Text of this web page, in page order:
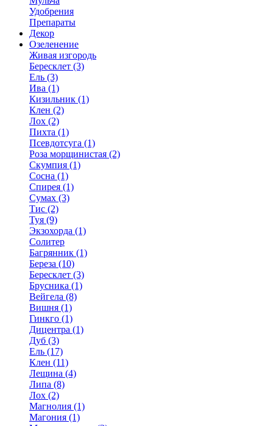
Удобрения
Препараты
Декор
Озеленение
Живая изгородь
Бересклет (3)
Ель (3)
Ива (1)
Кизильник (1)
Клен (2)
Лох (2)
Пихта (1)
Псевдотсуга (1)
Роза морщинистая (2)
Скумпия (1)
Сосна (1)
Спирея (1)
Сумах (3)
Тис (2)
Туя (9)
Экзохорда (1)
Солитер
Багрянник (1)
Береза (10)
Бересклет (3)
Брусника (1)
Вейгела (8)
Вишня (1)
Гинкго (1)
Дицентра (1)
Дуб (3)
Ель (17)
Клен (11)
Лещина (4)
Липа (8)
Лох (2)
Магнолия (1)
Магония (1)